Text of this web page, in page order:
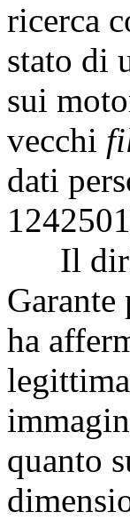
ricerca
stato di
sui
vecchi
dati
Il
Garante
ha
quanto